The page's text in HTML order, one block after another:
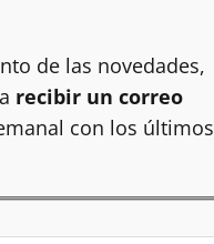
de las novedades,
recibir un correo
con los últimos